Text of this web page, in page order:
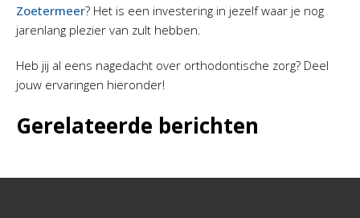
Zoetermeer? Het is een investering in jezelf waar je nog
jarenlang plezier van zult hebben.
Heb jij al eens nagedacht over orthodontische zorg? Deel
jouw ervaringen hieronder!
Gerelateerde berichten